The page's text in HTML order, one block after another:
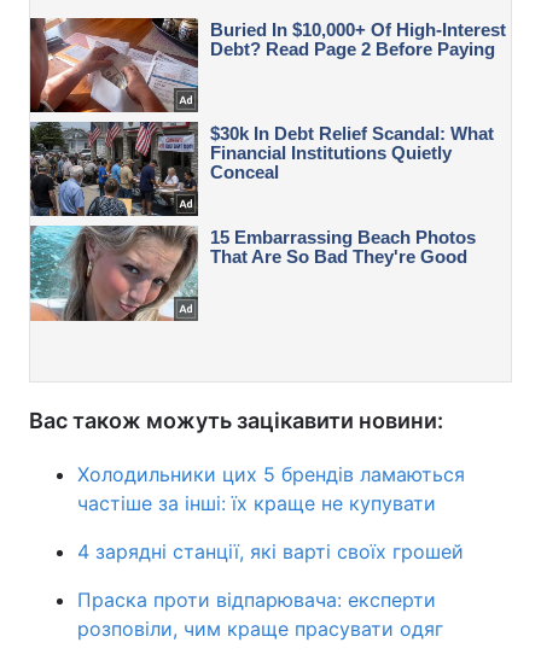
Вас також можуть зацікавити новини:
Холодильники цих 5 брендів ламаються
частіше за інші: їх краще не купувати
4 зарядні станції, які варті своїх грошей
Праска проти відпарювача: експерти
розповіли, чим краще прасувати одяг